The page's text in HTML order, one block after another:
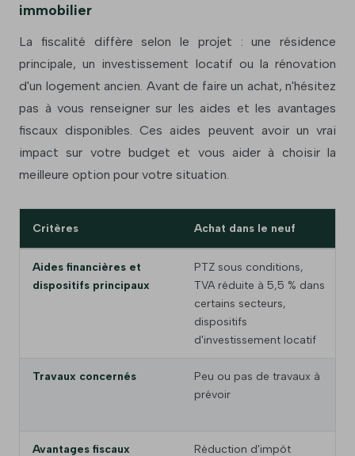
immobilier
La fiscalité diffère selon le projet : une résidence
principale, un investissement locatif ou la rénovation
d'un logement ancien. Avant de faire un achat, n'hésitez
pas à vous renseigner sur les aides et les avantages
fiscaux disponibles. Ces aides peuvent avoir un vrai
impact sur votre budget et vous aider à choisir la
meilleure option pour votre situation.
Critères Achat dans le neuf
Aides financières et
dispositifs principaux
PTZ sous conditions,
TVA réduite à 5,5 % dans
certains secteurs,
dispositifs
d'investissement locatif
Travaux concernés
Peu ou pas de travaux à
prévoir
Avantages fiscaux
Réduction d'impôt